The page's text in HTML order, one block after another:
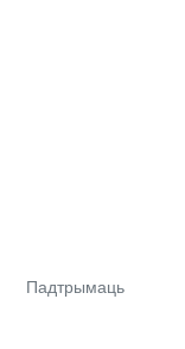
Падтрымаць